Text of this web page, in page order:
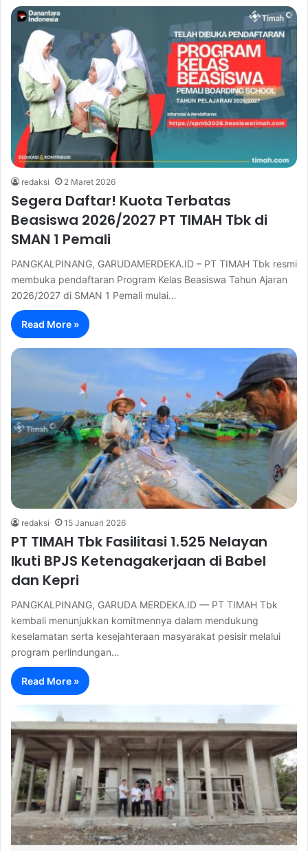
redaksi 2 Maret 2026
Segera Daftar! Kuota Terbatas
Beasiswa 2026/2027 PT TIMAH Tbk di
SMAN 1 Pemali
PANGKALPINANG, GARUDAMERDEKA.ID – PT TIMAH Tbk resmi
membuka pendaftaran Program Kelas Beasiswa Tahun Ajaran
2026/2027 di SMAN 1 Pemali mulai…
Read More »
redaksi 15 Januari 2026
PT TIMAH Tbk Fasilitasi 1.525 Nelayan
Ikuti BPJS Ketenagakerjaan di Babel
dan Kepri
PANGKALPINANG, GARUDA MERDEKA.ID — PT TIMAH Tbk
kembali menunjukkan komitmennya dalam mendukung
keselamatan serta kesejahteraan masyarakat pesisir melalui
program perlindungan…
Read More »